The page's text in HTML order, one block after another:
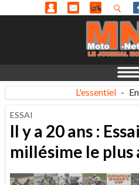
L'essentiel -
ESSAI
Il y a 20 ans :
millésime le plus